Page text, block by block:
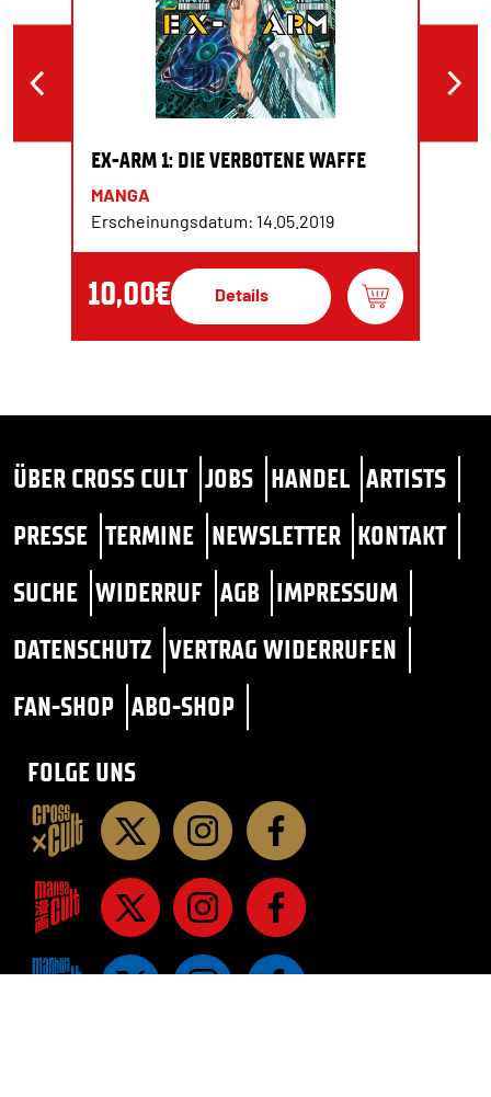
EX-ARM 1: DIE VERBOTENE WAFFE
MANGA
Erscheinungsdatum: 14.05.2019
10,00€ Details
ÜBER CROSS CULT JOBS HANDEL ARTISTS
PRESSE TERMINE NEWSLETTER KONTAKT
SUCHE WIDERRUF AGB IMPRESSUM
DATENSCHUTZ VERTRAG WIDERRUFEN
FAN-SHOP ABO-SHOP
FOLGE UNS